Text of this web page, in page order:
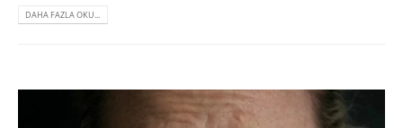
DAHA FAZLA OKU...